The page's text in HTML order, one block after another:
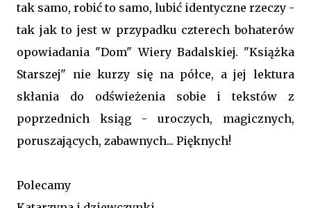
tak samo, robić to samo, lubić identyczne rzeczy -
tak jak to jest w przypadku czterech bohaterów
opowiadania "Dom" Wiery Badalskiej. "Książka
Starszej" nie kurzy się na półce, a jej lektura
skłania do odświeżenia sobie i tekstów z
poprzednich ksiąg - uroczych, magicznych,
poruszających, zabawnych... Pięknych!
Polecamy